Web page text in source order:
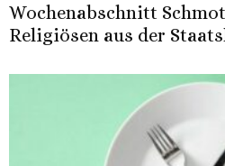
Wochenabschnitt
Religiösen aus der